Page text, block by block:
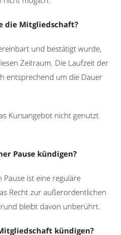
die Mitgliedschaft?
und bestätigt wurde,
Zeitraum. Die Laufzeit der
entsprechend um die Dauer
Kursangebot nicht genutzt
Pause kündigen?
ist eine reguläre
Recht zur außerordentlichen
bleibt davon unberührt.
kündigen?